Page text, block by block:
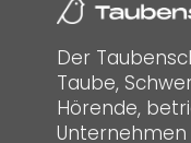
Der
Taube,
Hörende,
Unternehmen